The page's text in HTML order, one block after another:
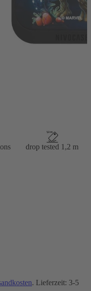
drop tested 1,2 m
. Lieferzeit: 3-5